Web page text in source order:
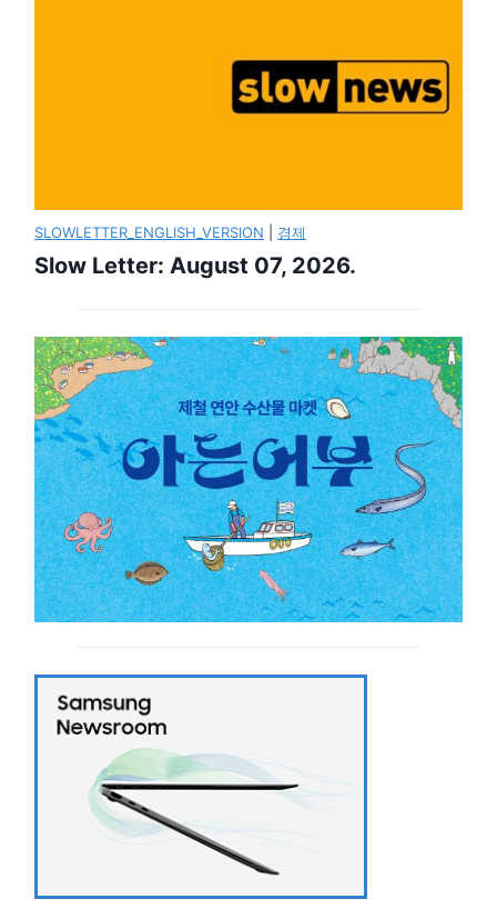
SLOWLETTER_ENGLISH_VERSION 경제
Slow Letter: August 07, 2026.